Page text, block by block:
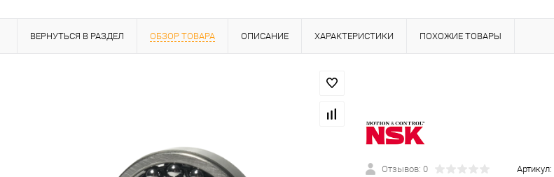
ВЕРНУТЬСЯ В РАЗДЕЛ ОБЗОР ТОВАРА ОПИСАНИЕ ХАРАКТЕРИСТИКИ ПОХОЖИЕ ТОВАРЫ
Отзывов: 0 Артикул: